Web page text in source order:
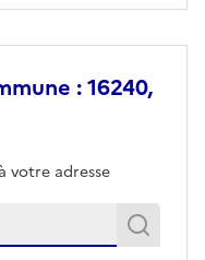
: 16240,
votre adresse
exacte